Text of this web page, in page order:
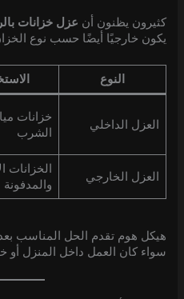
كثيرون يظنون أن عزل خزانات
يكون خارجيًا أيضًا حسب نوع
النوع
العزل الداخلي
خزانات
الشرب
العزل الخارجي
الخزانات
والمدفونة
هيكل هوم تقدم الحل المناسب
سواء كان العمل داخل المنزل أو